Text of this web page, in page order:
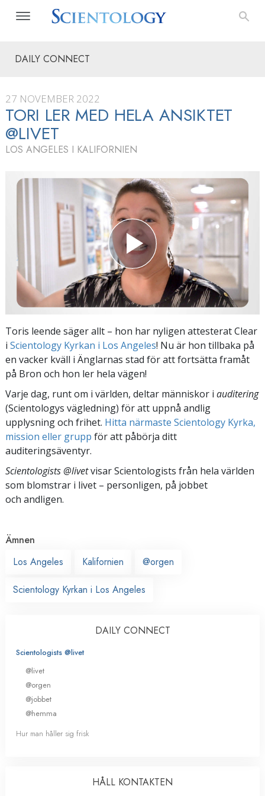
DAILY CONNECT
27 NOVEMBER 2022
TORI LER MED HELA ANSIKTET
@LIVET
LOS ANGELES I KALIFORNIEN
Toris leende säger allt – hon har nyligen attesterat Clear
i Scientology Kyrkan i Los Angeles! Nu är hon tillbaka på
en vacker kväll i Änglarnas stad för att fortsätta framåt
på Bron och hon ler hela vägen!
Varje dag, runt om i världen, deltar människor i auditering
(Scientologys vägledning) för att uppnå andlig
upplysning och frihet. Hitta närmaste Scientology Kyrka,
mission eller grupp för att påbörja ditt
auditeringsäventyr.
Scientologists @livetvisar Scientologists från hela världen
som blomstrar i livet – personligen, på jobbet
och andligen.
Ämnen
Los Angeles
Kalifornien @orgen
Scientology Kyrkan i Los Angeles
DAILY CONNECT
Scientologists @livet
@livet
@orgen
@jobbet
@hemma
Hur man håller sig frisk
HÅLL KONTAKTEN